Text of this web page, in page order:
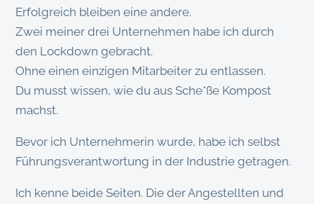
Erfolgreich bleiben eine andere.
Zwei meiner drei Unternehmen habe ich durch
den Lockdown gebracht.
Ohne einen einzigen Mitarbeiter zu entlassen.
Du musst wissen, wie du aus Sche*ße Kompost
machst.
Bevor ich Unternehmerin wurde, habe ich selbst
Führungsverantwortung in der Industrie getragen.
Ich kenne beide Seiten. Die der Angestellten und